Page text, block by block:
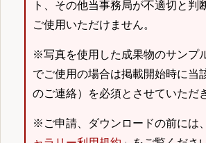
ト、その他当事務局が不適切と判
ご使用いただけません。
※写真を使用した成果物のサンプ
でご使用の場合は掲載開始時に当
のご連絡）を必須とさせていただ
※ご申請、ダウンロードの前には